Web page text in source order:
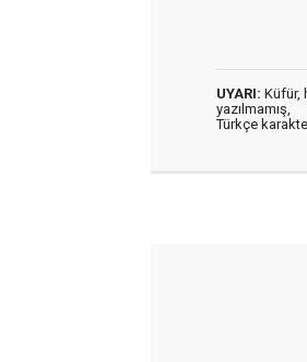
UYARI: Küfür,
yazılmamış,
Türkçe